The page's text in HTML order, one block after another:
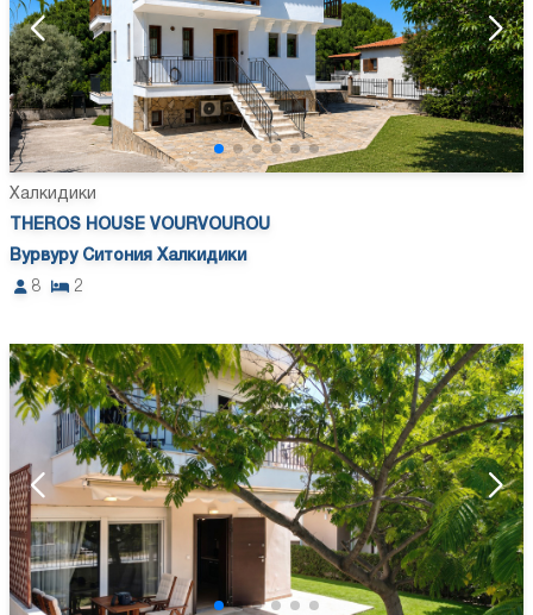
Халкидики
THEROS HOUSE VOURVOUROU
Вурвуру Ситония Халкидики
8
2